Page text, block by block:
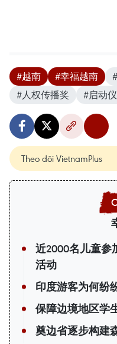
#越南 #幸福越南
#人权传播奖
#启动
Theo dõi VietnamPlus
近2000名儿童参
活动
印度游客为何纷
保障边境地区学
奠边省逐步构建